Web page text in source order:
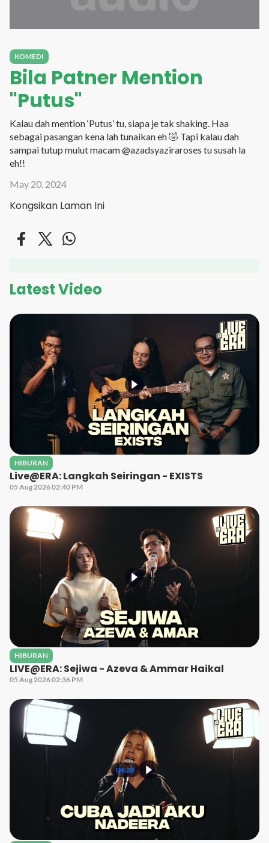
KOMEDI
Bila Patner Mention
"Putus"
Kalau dah mention ‘Putus’ tu, siapa je tak shaking. Haa
sebagai pasangan kena lah tunaikan eh 🤣 Tapi kalau dah
sampai tutup mulut macam @azadsyaziraroses tu susah la
eh!!
May 20, 2024
Kongsikan Laman Ini
Latest Video
HIBURAN
Live@ERA: Langkah Seiringan - EXISTS
05 Aug 2026 02:40 PM
HIBURAN
LIVE@ERA: Sejiwa - Azeva & Ammar Haikal
05 Aug 2026 02:36 PM
04:20